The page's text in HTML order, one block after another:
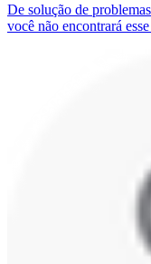
De solução de
você não encontrará